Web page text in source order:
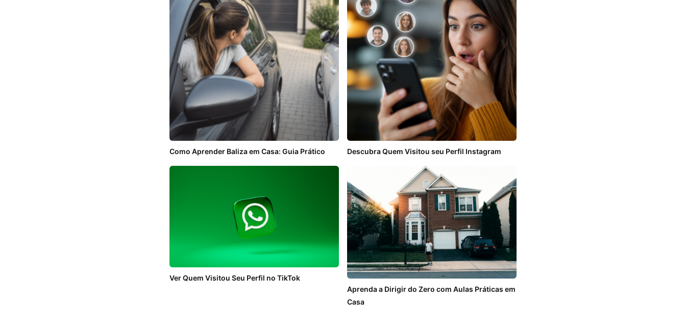
Como Aprender Baliza em Casa: Guia Prático Descubra Quem Visitou seu Perfil Instagram
Ver Quem Visitou Seu Perfil no TikTok
Aprenda a Dirigir do Zero com Aulas Práticas em
Casa